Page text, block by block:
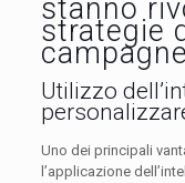
stanno
strategie
Utilizzo
Uno dei principali
l’applicazione